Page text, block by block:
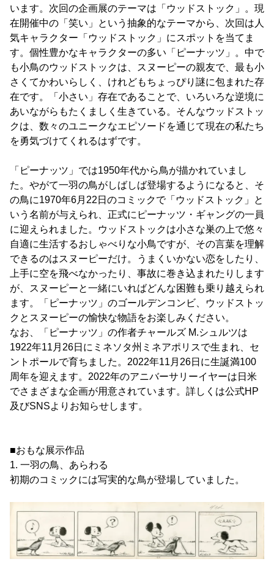
います。次回の企画展のテーマは「ウッドストック」。現
在開催中の「笑い」という抽象的なテーマから、次回は人
気キャラクター「ウッドストック」にスポットを当てま
す。個性豊かなキャラクターの多い「ピーナッツ」。中で
も小鳥のウッドストックは、スヌーピーの親友で、最も小
さくてかわいらしく、けれどもちょっぴり謎に包まれた存
在です。「小さい」存在であることで、いろいろな逆境に
あいながらもたくましく生きている。そんなウッドストッ
クは、数々のユニークなエピソードを通じて現在の私たち
を勇気づけてくれるはずです。
「ピーナッツ」では1950年代から鳥が描かれていまし
た。やがて一羽の鳥がしばしば登場するようになると、そ
の鳥に1970年6月22日のコミックで「ウッドストック」と
いう名前が与えられ、正式にピーナッツ・ギャングの一員
に迎えられました。ウッドストックは小さな巣の上で悠々
自適に生活するおしゃべりな小鳥ですが、その言葉を理解
できるのはスヌーピーだけ。うまくいかない恋をしたり、
上手に空を飛べなかったり、事故に巻き込まれたりします
が、スヌーピーと一緒にいればどんな困難も乗り越えられ
ます。「ピーナッツ」のゴールデンコンビ、ウッドストッ
クとスヌーピーの愉快な物語をお楽しみください。
なお、「ピーナッツ」の作者チャールズ M.シュルツは
1922年11月26日にミネソタ州ミネアポリスで生まれ、セ
ントポールで育ちました。2022年11月26日に生誕満100
周年を迎えます。2022年のアニバーサリーイヤーは日米
でさまざまな企画が用意されています。詳しくは公式HP
及びSNSよりお知らせします。
■おもな展示作品
1. 一羽の鳥、あらわる
初期のコミックには写実的な鳥が登場していました。